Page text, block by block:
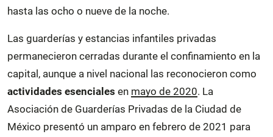
hasta las ocho o nueve de la noche.
Las guarderías y estancias infantiles privadas
permanecieron cerradas durante el confinamiento en la
capital, aunque a nivel nacional las reconocieron como
actividades esenciales en mayo de 2020. La
Asociación de Guarderías Privadas de la Ciudad de
México presentó un amparo en febrero de 2021 para